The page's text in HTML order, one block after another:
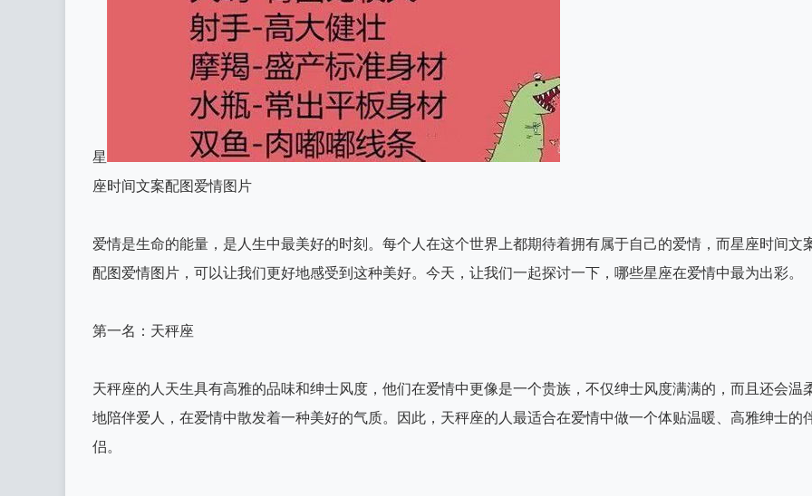
星
座时间文案配图爱情图片
爱情是生命的能量，是人生中最美好的时刻。每个人在这个世界上都期待着拥有属于自己的爱情，而星座时间文
配图爱情图片，可以让我们更好地感受到这种美好。今天，让我们一起探讨一下，哪些星座在爱情中最为出彩。
第一名：天秤座
天秤座的人天生具有高雅的品味和绅士风度，他们在爱情中更像是一个贵族，不仅绅士风度满满的，而且还会温
地陪伴爱人，在爱情中散发着一种美好的气质。因此，天秤座的人最适合在爱情中做一个体贴温暖、高雅绅士的
侣。